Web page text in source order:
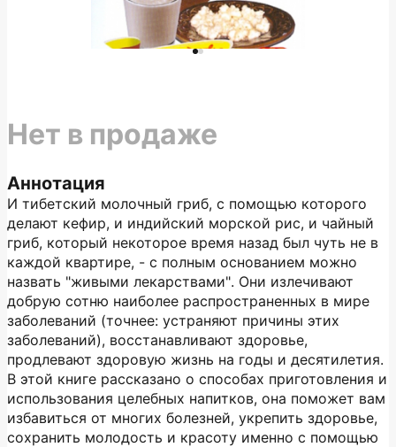
Аннотация
И тибетский молочный гриб, с помощью которого
делают кефир, и индийский морской рис, и чайный
гриб, который некоторое время назад был чуть не в
каждой квартире, - с полным основанием можно
назвать "живыми лекарствами". Они излечивают
добрую сотню наиболее распространенных в мире
заболеваний (точнее: устраняют причины этих
заболеваний), восстанавливают здоровье,
продлевают здоровую жизнь на годы и десятилетия.
В этой книге рассказано о способах приготовления и
использования целебных напитков, она поможет вам
избавиться от многих болезней, укрепить здоровье,
сохранить молодость и красоту именно с помощью
Нет в продаже